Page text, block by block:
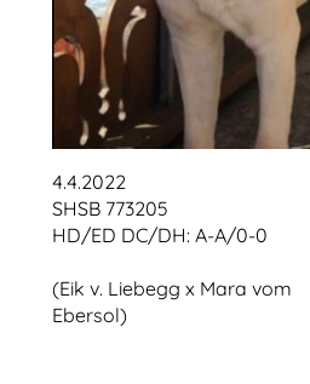
4.4.2022
SHSB 773205
HD/ED DC/DH: A-A/0-0
(Eik v. Liebegg x Mara vom
Ebersol)